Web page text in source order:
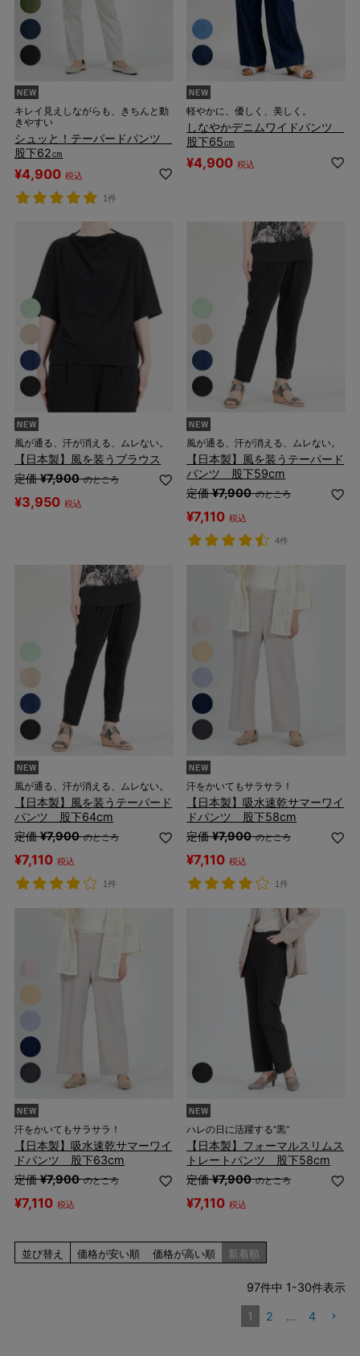
キレイ見えしながらも、きちんと動
きやすい
シュッと！テーパードパンツ
股下62㎝
¥4,900 税込
1件
軽やかに、優しく、美しく。
しなやかデニムワイドパンツ
股下65㎝
¥4,900 税込
風が通る、汗が消える、ムレない。
【日本製】風を装うブラウス
定価 ¥7,900 のところ
¥3,950 税込
風が通る、汗が消える、ムレない。
【日本製】風を装うテーパード
パンツ 股下59cm
定価 ¥7,900 のところ
¥7,110 税込
4件
風が通る、汗が消える、ムレない。
【日本製】風を装うテーパード
パンツ 股下64cm
定価 ¥7,900 のところ
¥7,110 税込
1件
汗をかいてもサラサラ！
【日本製】吸水速乾サマーワイ
ドパンツ 股下58cm
定価 ¥7,900 のところ
¥7,110 税込
1件
汗をかいてもサラサラ！
【日本製】吸水速乾サマーワイ
ドパンツ 股下63cm
定価 ¥7,900 のところ
¥7,110 税込
ハレの日に活躍する“黒”
【日本製】フォーマルスリムス
トレートパンツ 股下58cm
定価 ¥7,900 のところ
¥7,110 税込
並び替え 価格が安い順 価格が高い順 新着順
97件中 1-30件表示
1 2 … 4